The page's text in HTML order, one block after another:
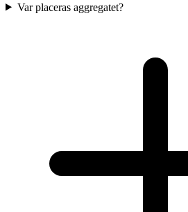
Var placeras aggregatet?